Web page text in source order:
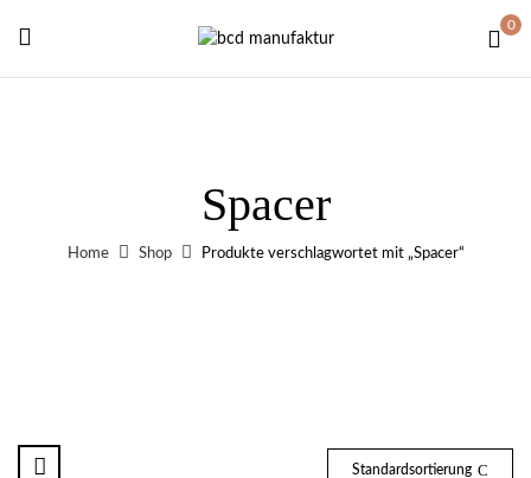
0
Spacer
Home Shop Produkte verschlagwortet mit „Spacer“
Standardsortierung